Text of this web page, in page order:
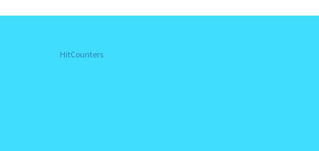
HitCounters